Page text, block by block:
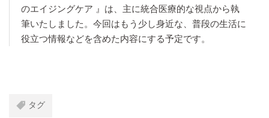
のエイジングケア 』は、主に統合医療的な視点から執
筆いたしました。今回はもう少し身近な、普段の生活に
役立つ情報などを含めた内容にする予定です。
タグ